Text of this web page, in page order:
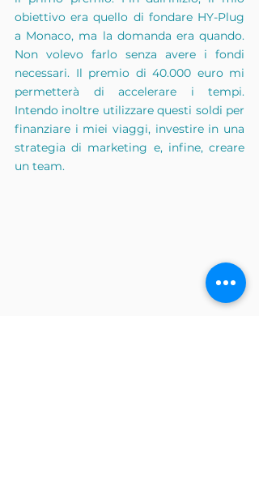
obiettivo era quello di fondare HY-Plug
a Monaco, ma la domanda era quando.
Non volevo farlo senza avere i fondi
necessari. Il premio di 40.000 euro mi
permetterà di accelerare i tempi.
Intendo inoltre utilizzare questi soldi per
finanziare i miei viaggi, investire in una
strategia di marketing e, infine, creare
un team.